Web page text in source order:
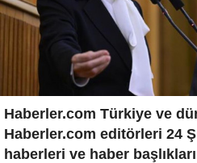
Haberler.com Türkiye ve
Haberler.com editörleri 24
haberleri ve haber